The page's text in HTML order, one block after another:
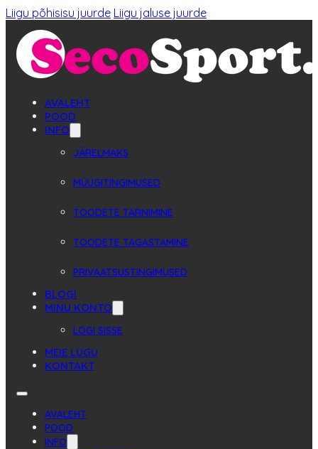
Liigu põhisisu juurde Liigu jaluse juurde
AVALEHT
POOD
INFO
JÄRELMAKS
MÜÜGITINGIMUSED
TOODETE TARNIMINE
TOODETE TAGASTAMINE
PRIVAATSUSTINGIMUSED
BLOGI
MINU KONTO
LOGI SISSE
MEIE LUGU
KONTAKT
AVALEHT
POOD
INFO